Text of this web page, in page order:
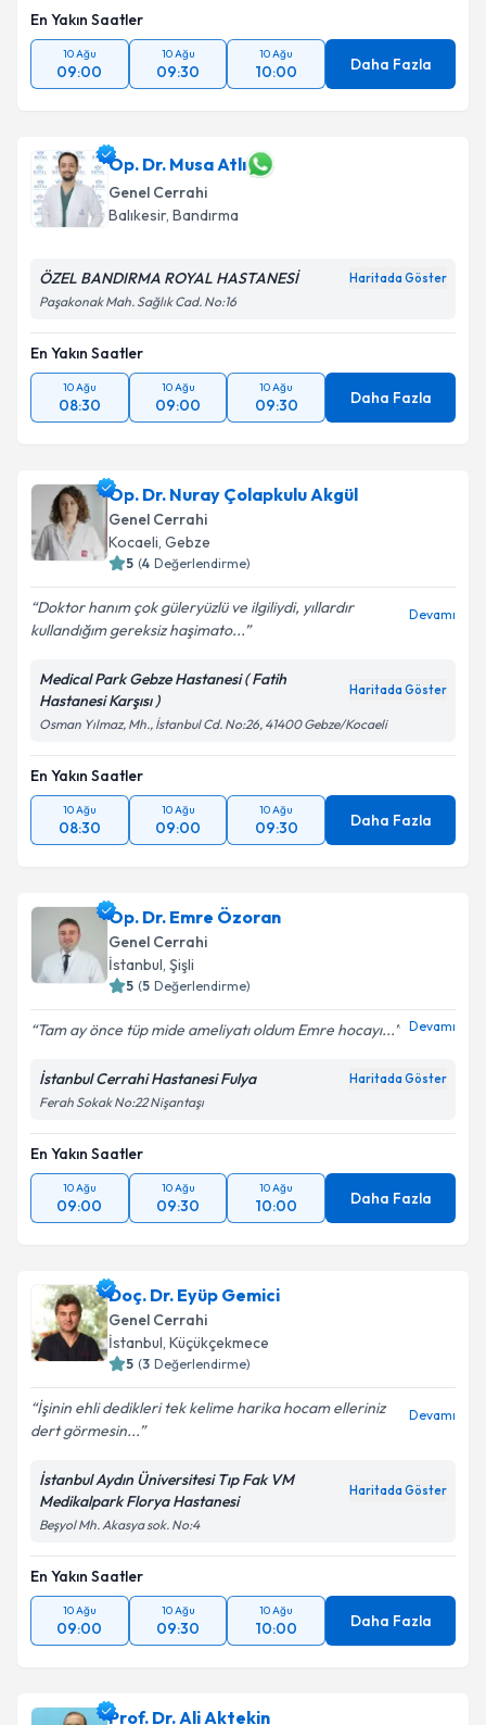
En Yakın Saatler
10 Ağu
09:00
10 Ağu
09:30
10 Ağu
10:00 Daha Fazla
Op. Dr. Musa Atlı
Genel Cerrahi
Balıkesir, Bandırma
ÖZEL BANDIRMA ROYAL HASTANESİ Haritada Göster
Paşakonak Mah. Sağlık Cad. No:16
En Yakın Saatler
10 Ağu
08:30
10 Ağu
09:00
10 Ağu
09:30 Daha Fazla
Op. Dr. Nuray Çolapkulu Akgül
Genel Cerrahi
Kocaeli, Gebze
5 (4 Değerlendirme)
Doktor hanım çok güleryüzlü ve ilgiliydi, yıllardır
kullandığım gereksiz haşimato...
Devamı
Medical Park Gebze Hastanesi ( Fatih
Hastanesi Karşısı )
Haritada Göster
Osman Yılmaz, Mh., İstanbul Cd. No:26, 41400 Gebze/Kocaeli
En Yakın Saatler
10 Ağu
08:30
10 Ağu
09:00
10 Ağu
09:30 Daha Fazla
Op. Dr. Emre Özoran
Genel Cerrahi
İstanbul, Şişli
5 (5 Değerlendirme)
Tam ay önce tüp mide ameliyatı oldum Emre hocayı... Devamı
İstanbul Cerrahi Hastanesi Fulya Haritada Göster
Ferah Sokak No:22 Nişantaşı
En Yakın Saatler
10 Ağu
09:00
10 Ağu
09:30
10 Ağu
10:00 Daha Fazla
Doç. Dr. Eyüp Gemici
Genel Cerrahi
İstanbul, Küçükçekmece
5 (3 Değerlendirme)
İşinin ehli dedikleri tek kelime harika hocam elleriniz
dert görmesin...
Devamı
İstanbul Aydın Üniversitesi Tıp Fak VM
Medikalpark Florya Hastanesi
Haritada Göster
Beşyol Mh. Akasya sok. No:4
En Yakın Saatler
10 Ağu
09:00
10 Ağu
09:30
10 Ağu
10:00 Daha Fazla
Prof. Dr. Ali Aktekin